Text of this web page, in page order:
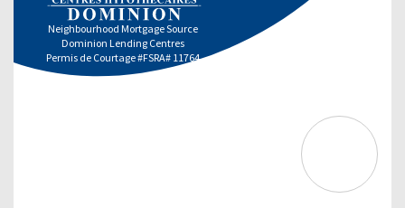
Neighbourhood Mortgage Source
Dominion Lending Centres
Permis de Courtage #FSRA# 11764